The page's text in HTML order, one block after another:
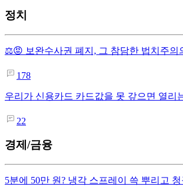
정치
⚖️😡 보완수사권 폐지, 그 참담한 법치주의
178
우리가 신용카드 카드값을 못 갚으면 열리
22
경제/금융
5분에 50만 원? 냉각 스프레이 쓱 뿌리고 청